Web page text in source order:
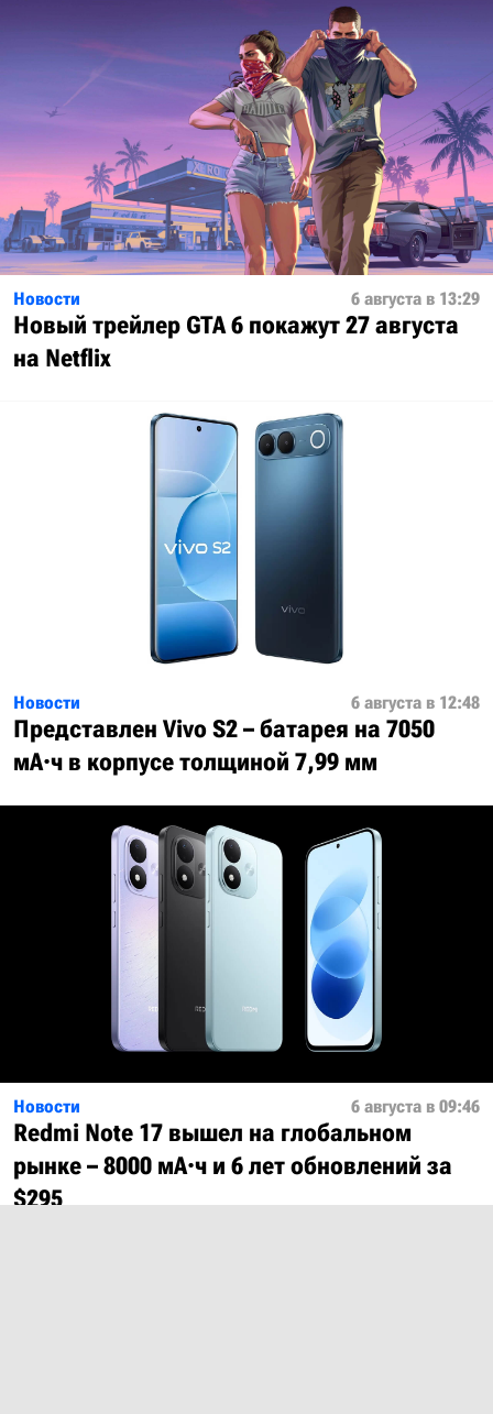
Новости 6 августа в 13:29
Новый трейлер GTA 6 покажут 27 августа
на Netflix
Новости 6 августа в 12:48
Представлен Vivo S2 – батарея на 7050
мА·ч в корпусе толщиной 7,99 мм
Новости 6 августа в 09:46
Redmi Note 17 вышел на глобальном
рынке – 8000 мА·ч и 6 лет обновлений за
$295